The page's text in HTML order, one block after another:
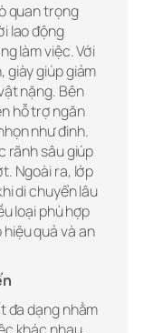
quan trọng
lao động
làm việc. Với
giày giúp giảm
nặng. Bên
hỗ trợ ngăn
như đinh.
rãnh sâu giúp
Ngoài ra, lớp
di chuyển lâu
loại phù hợp
quả và an
đa dạng nhằm